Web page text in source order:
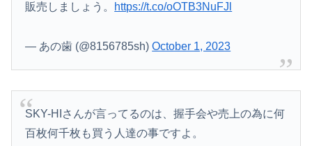
販売しましょう。
https://t.co/oOTB3NuFJl
— あの歯 (@8156785sh)October 1, 2023
SKY-HIさんが言ってるのは、握手会や売上の為に何
百枚何千枚も買う人達の事ですよ。